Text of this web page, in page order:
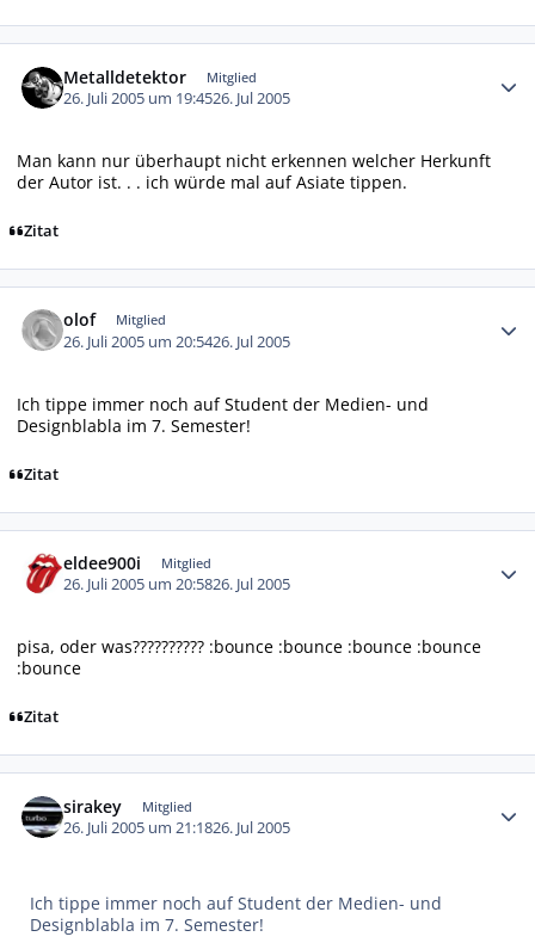
Metalldetektor Mitglied
26. Juli 2005 um 19:4526. Jul 2005
Man kann nur überhaupt nicht erkennen welcher Herkunft
der Autor ist. . . ich würde mal auf Asiate tippen.
Zitat
olof Mitglied
26. Juli 2005 um 20:5426. Jul 2005
Ich tippe immer noch auf Student der Medien- und
Designblabla im 7. Semester!
Zitat
eldee900i Mitglied
26. Juli 2005 um 20:5826. Jul 2005
pisa, oder was?????????? :bounce :bounce :bounce :bounce
:bounce
Zitat
sirakey Mitglied
26. Juli 2005 um 21:1826. Jul 2005
Ich tippe immer noch auf Student der Medien- und
Designblabla im 7. Semester!